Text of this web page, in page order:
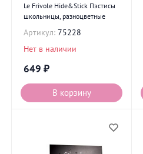
Le Frivole Hide&Stick Пэстисы
школьницы, разноцветные
Артикул: 75228
Нет в наличии
649 ₽
В корзину